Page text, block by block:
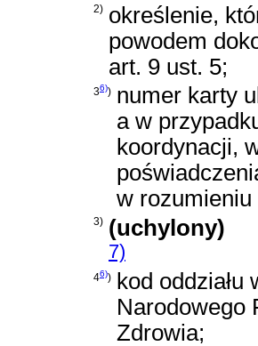
2) określenie,
powodem
art. 9 ust. 5;
36)) numer karty
a w
koordynacji,
w
3) (uchylony)
7)
46)) kod oddziału
Narodowego
Zdrowia;